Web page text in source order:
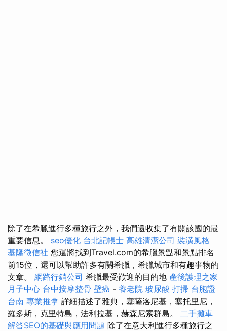
除了在希臘進行多種旅行之外，我們還收集了有關該國的最
重要信息。 seo優化 台北記帳士 高雄清潔公司 裝潢風格
基隆徵信社 您還將找到Travel.com的希臘景點和景點排名
前15位，還可以幫助許多有關希臘，希臘城市和有趣事物的
文章。 網路行銷公司 希臘最受歡迎的目的地 產後護理之家
月子中心 台中按摩整骨 壁癌 - 養老院 玻尿酸 打掃 台胞證
台南 專業推拿 詳細描述了雅典，塞薩洛尼基，塞托里尼，
羅多斯，克里特島，法利拉基，赫森尼索群島。 二手攤車
解答SEO的基礎與應用問題 除了在意大利進行多種旅行之